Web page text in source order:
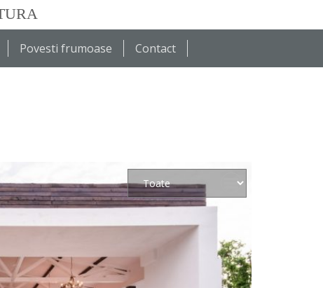
Povesti frumoase Contact